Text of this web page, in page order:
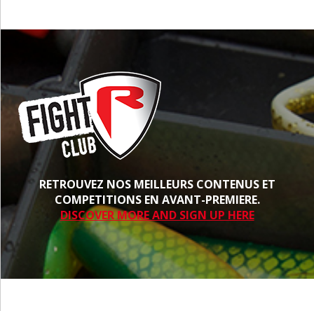
RETROUVEZ NOS MEILLEURS CONTENUS ET
COMPETITIONS EN AVANT-PREMIERE.
DISCOVER MORE AND SIGN UP HERE